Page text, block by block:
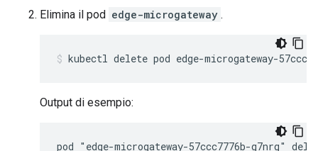
Elimina il pod edge-microgateway .
kubectl delete pod edge-microgateway-
Output di esempio: